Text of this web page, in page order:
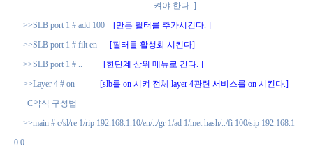
켜야 한다. ]
>>SLB port 1 # add 100
[만든 필터를 추가시킨다. ]
>>SLB port 1 # filt en
[필터를 활성화 시킨다]
>>SLB port 1 # ..
[한단계 상위 메뉴로 간다. ]
>>Layer 4 # on
[slb를 on시켜 전체 layer 4관련 서비스를 on시킨다.]
C약식 구성법
>>main # c/sl/re 1/rip 192.168.1.10/en/../gr 1/ad 1/met hash/../fi 100/sip 192.168.1
0.0